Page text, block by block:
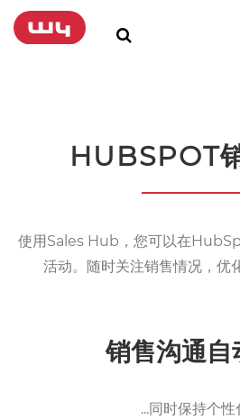
HUBSPOT
使用Sales Hub，您可以在
活动。随时关注销售情况，优
销售沟通自
...同时保持个性